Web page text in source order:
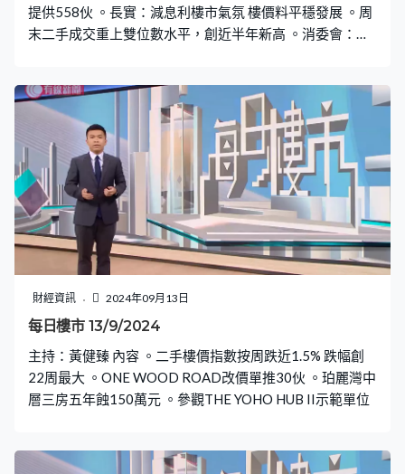
提供558伙 。長實：減息利樓市氣氛 樓價料平穩發展 。周
末二手成交重上雙位數水平，創近半年新高 。消委會：有
財經資訊 2024年09月13日
每日樓市 13/9/2024
主持：黃健臻 內容 。二手樓價指數按周跌近1.5% 跌幅創
22周最大 。ONE WOOD ROAD改價單推30伙 。珀麗灣中
層三房五年蝕150萬元 。參觀THE YOHO HUB II示範單位